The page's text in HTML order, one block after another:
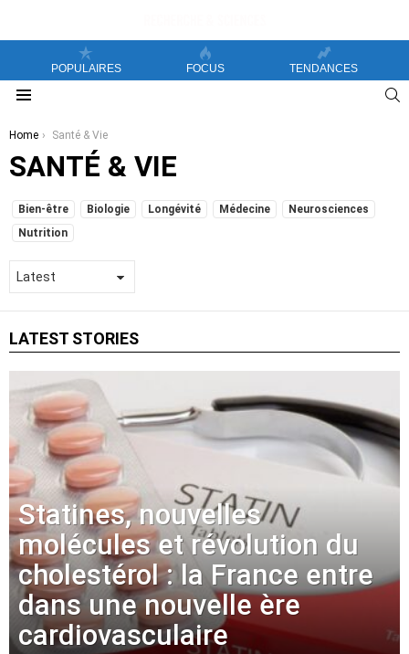
POPULAIRES FOCUS TENDANCES
You are here:
Home Santé & Vie
SANTÉ & VIE
SUBTERMS
Bien-être Biologie Longévité Médecine
Neurosciences
Nutrition
LATEST STORIES
Statines, nouvelles
molécules et révolution du
cholestérol : la France entre
dans une nouvelle ère
cardiovasculaire